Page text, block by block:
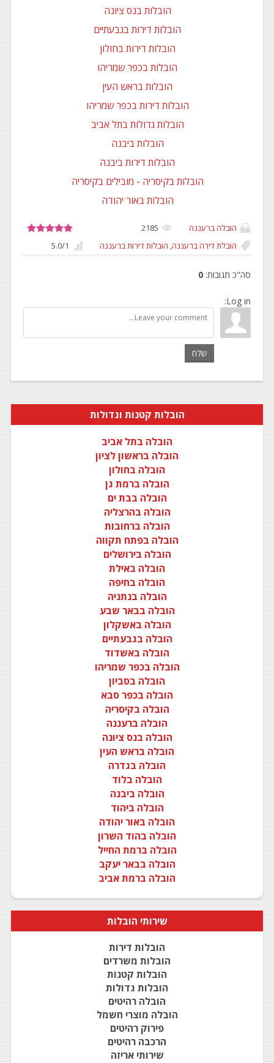
הובלות בנס ציונה
הובלות דירות בגבעתיים
הובלות דירות בחולון
הובלות בכפר שמריהו
הובלות בראש העין
הובלות דירות בכפר שמריהו
הובלות גדולות בתל אביב
הובלות ביבנה
הובלות דירות ביבנה
הובלות בקיסריה - מובילים בקיסריה
הובלות באור יהודה
הובלה ברעננה
2185
הובלת דירה ברעננה, הובלות דירות ברעננה 5.0/1
סה"כ תגובות:
0
Log in:
שלח
הובלות קטנות וגדולות
הובלה בתל אביב
הובלה בראשון לציון
הובלה בחולון
הובלה ברמת גן
הובלה בבת ים
הובלה בהרצליה
הובלה ברחובות
הובלה בפתח תקווה
הובלה בירושלים
הובלה באילת
הובלה בחיפה
הובלה בנתניה
הובלה בבאר שבע
הובלה באשקלון
הובלה בגבעתיים
הובלה באשדוד
הובלה בכפר שמריהו
הובלה בסביון
הובלה בכפר סבא
הובלה בקיסריה
הובלה ברעננה
הובלה בנס ציונה
הובלה בראש העין
הובלה בגדרה
הובלה בלוד
הובלה ביבנה
הובלה ביהוד
הובלה באור יהודה
הובלה בהוד השרון
הובלה ברמת החייל
הובלה בבאר יעקב
הובלה ברמת אביב
שירותי הובלות
הובלות דירות
הובלות משרדים
הובלות קטנות
הובלות גדולות
הובלה רהיטים
הובלה מוצרי חשמל
פירוק רהיטים
הרכבה רהיטים
שירותי אריזה